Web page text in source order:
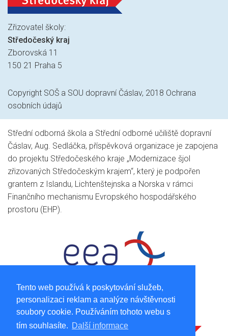
Tento web používá k poskytování služeb,
personalizaci reklam a analýze návštěvnosti
soubory cookie. Používáním tohoto webu s
tím souhlasíte. Další informace
Zřizovatel školy:
Středočeský kraj
Zborovská 11
150 21 Praha 5
Copyright SOŠ a SOU dopravní Čáslav, 2018 Ochrana
osobních údajů
Střední odborná škola a Střední odborné učiliště dopravní
Čáslav, Aug. Sedláčka, příspěvková organizace je zapojena
do projektu Středočeského kraje „Modernizace šjol
zřizovaných Středočeským krajem“, který je podpořen
grantem z Islandu, Lichtenštejnska a Norska v rámci
Finančního mechanismu Evropského hospodářského
prostoru (EHP).